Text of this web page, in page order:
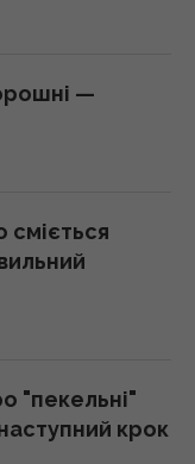
можливостей
—
сміється
"пекельні"
крок